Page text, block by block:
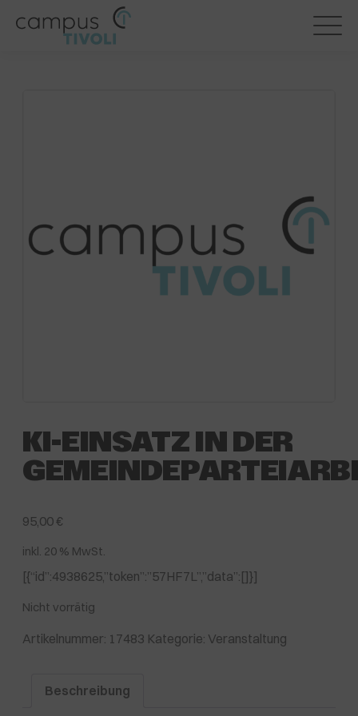
KI-EINSATZ IN DER
95,00€
inkl. 20 % MwSt.
[{“id”:4938625,”token”:”57HF7L”,”data”:[]}]
Nicht vorrätig
Artikelnummer: 17483 Kategorie: Veranstaltung
Beschreibung